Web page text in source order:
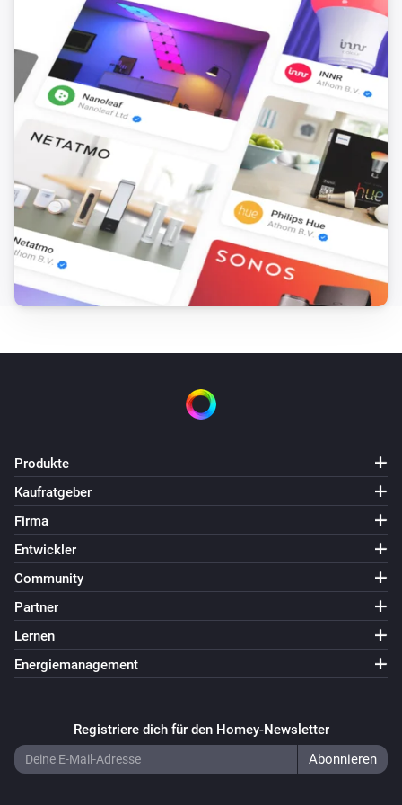
Wasserzähler (ft3)
Der Laufende Alarm wurde eingeschaltet
Wasserzähler (ft3)
Der laufende Alarm wurde ausgeschaltet
Wasserzähler (ft3)
Der monetäre Wert hat sich geändert
Wasserzähler (m3)
Der Wasserzähler hat sich geändert
Und ...
Arbeitet
Fernwärmezähler (GJ)
Flüssigkeitszähler (gal)
Arbeitet
Produkte
Kaufratgeber
Firma
Entwickler
Community
Partner
Lernen
Energiemanagement
Registriere dich für den Homey-Newsletter